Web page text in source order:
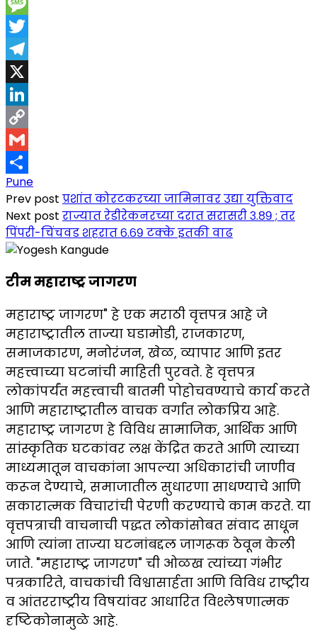
Message
Twitter
Telegram
X
LinkedIn
Copy
Link
Gmail
Share
Pune
Prev post प्रशांत कोरटकरच्या जामिनावर उद्या युक्तिवाद
Next post राज्यात रेडीरेकनरच्या दरात सरासरी ३.८९ ; तर
पिंपरी-चिंचवड शहरात ६.६९ टक्के इतकी वाढ
टीम महाराष्ट्र जागरण
महाराष्ट्र जागरण" हे एक मराठी वृत्तपत्र आहे जे
महाराष्ट्रातील ताज्या घडामोडी, राजकारण,
समाजकारण, मनोरंजन, खेळ, व्यापार आणि इतर
महत्त्वाच्या घटनांची माहिती पुरवते. हे वृत्तपत्र
लोकांपर्यंत महत्त्वाची बातमी पोहोचवण्याचे कार्य करते
आणि महाराष्ट्रातील वाचक वर्गात लोकप्रिय आहे.
महाराष्ट्र जागरण हे विविध सामाजिक, आर्थिक आणि
सांस्कृतिक घटकांवर लक्ष केंद्रित करते आणि त्याच्या
माध्यमातून वाचकांना आपल्या अधिकारांची जाणीव
करून देण्याचे, समाजातील सुधारणा साधण्याचे आणि
सकारात्मक विचारांची पेरणी करण्याचे काम करते. या
वृत्तपत्राची वाचनाची पद्धत लोकांसोबत संवाद साधून
आणि त्यांना ताज्या घटनांबद्दल जागरूक ठेवून केली
जाते. "महाराष्ट्र जागरण" ची ओळख त्यांच्या गंभीर
पत्रकारिते, वाचकांची विश्वासार्हता आणि विविध राष्ट्रीय
व आंतरराष्ट्रीय विषयांवर आधारित विश्लेषणात्मक
दृष्टिकोनामुळे आहे.